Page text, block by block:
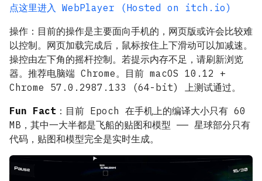
点这里进入 WebPlayer (Hosted on itch.io)
操作：目前的操作是主要面向手机的，网页版或许会比较难
以控制。网页加载完成后，鼠标按住上下滑动可以加减速。
操控由左下角的摇杆控制。若提示内存不足，请刷新浏览
器。推荐电脑端 Chrome。目前 macOS 10.12 +
Chrome 57.0.2987.133 (64-bit) 上测试通过。
Fun Fact ：目前 Epoch 在手机上的编译大小只有 60
MB，其中一大半都是飞船的贴图和模型 —— 星球部分只有
代码，贴图和模型完全是实时生成。